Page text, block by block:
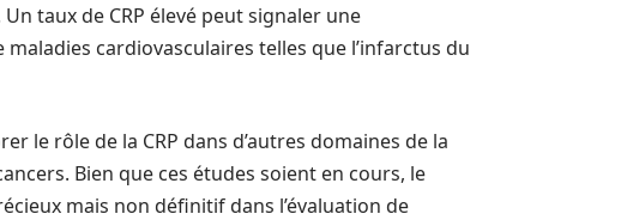
taux de CRP élevé peut signaler une
cardiovasculaires telles que l’infarctus du
le rôle de la CRP dans d’autres domaines de la
Bien que ces études soient en cours, le
mais non définitif dans l’évaluation de